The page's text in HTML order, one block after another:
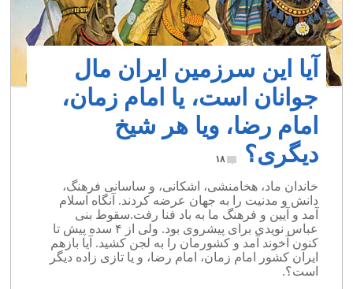
آیا این سرزمین ایران مال
جوانان است، یا امام زمان،
امام رضا، ویا هر شیخ
دیگری؟
۱۸
خاندان ماد، هخامنشی، اشکانی، و ساسانی فرهنگ،
دانش و مدنیت را به جهان عرضه کردند. آنگاه اسلام
آمد و آیین و فرهنگ ما به باد فنا رفت.سقوط بنی
عباس نویدی برای پیشروی بود. ولی از ۴ سده پیش تا
کنون آخوند آمد و کشورمان را به لجن کشید. آیا بازهم
ایران کشور امام زمان، امام رضا، و یا تازی زاده دیگر
است؟.